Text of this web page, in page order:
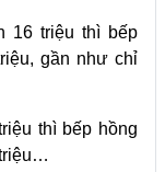
16 triệu thì bếp
gần như chỉ
thì bếp hồng